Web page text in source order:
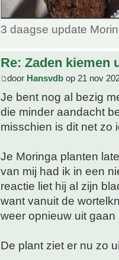
3 daagse update
Re: Zaden kiemen
door Hansvdb op 21 nov
Je bent nog al bezig
die minder aandacht
misschien is dit net zo
Je Moringa planten
van mij had ik in een
reactie liet hij al zijn
want vanuit de
weer opnieuw uit gaan
De plant ziet er nu zo